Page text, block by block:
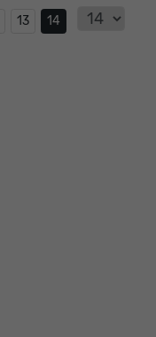
13 14